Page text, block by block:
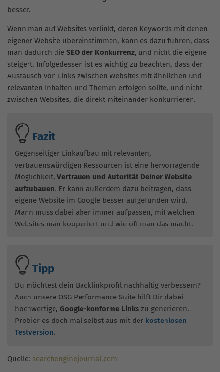
besser.
Wenn man auf Websites verlinkt, deren Keywords mit denen
eigener Website übereinstimmen, kann es dazu führen, dass
man dadurch die SEO der Konkurrenz, und nicht die eigene
steigert. Infolgedessen ist es wichtig zu beachten, dass der
Austausch von Links zwischen Websites mit ähnlichen und
relevanten Inhalten und Themen erfolgen sollte, und nicht
zwischen Websites, die direkt miteinander konkurrieren.
Fazit
Gegenseitiger Linkaufbau mit relevanten,
vertrauenswürdigen Ressourcen ist eine hervorragende
Möglichkeit, Vertrauen und Autorität Deiner Website
aufzubauen. Er kann außerdem dazu beitragen, dass
eigene Website im Google besser aufgefunden wird.
Mann muss dabei aber immer aufpassen, mit welchen
Websites man kooperiert und wie oft man das macht.
Tipp
Du möchtest dein Backlinkprofil nachhaltig verbessern?
Auch unsere OSG Performance Suite hilft Dir dabei
hochwertige, Google-konforme Links zu generieren.
Probier es doch mal selbst aus mit der kostenlosen
Testversion.
Quelle: searchenginejournal.com